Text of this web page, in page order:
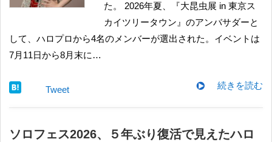
た。 2026年夏、『大昆虫展 in 東京ス
カイツリータウン』のアンバサダーと
して、ハロプロから4名のメンバーが選出された。イベントは
7月11日から8月末に…
続きを読む
Tweet
ソロフェス2026、５年ぶり復活で見えたハロ